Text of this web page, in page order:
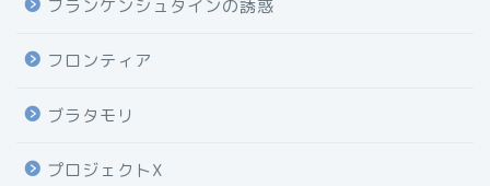
フランケンシュタインの誘惑
フロンティア
ブラタモリ
プロジェクトX